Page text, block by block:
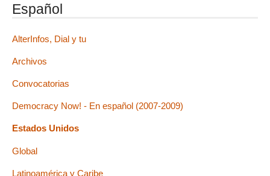
Español
AlterInfos, Dial y tu
Archivos
Convocatorias
Democracy Now! - En español (2007-2009)
Estados Unidos
Global
Latinoamérica y Caribe